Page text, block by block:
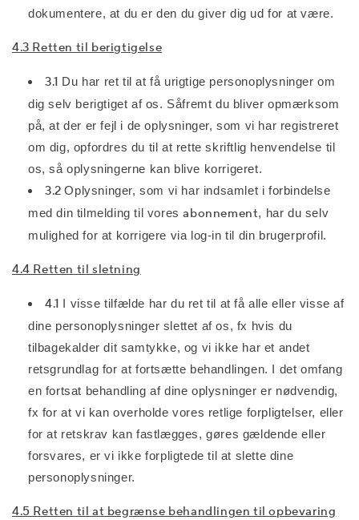
dokumentere, at du er den du giver dig ud for at være.
4.3 Retten til berigtigelse
3.1 Du har ret til at få urigtige personoplysninger om
dig selv berigtiget af os. Såfremt du bliver opmærksom
på, at der er fejl i de oplysninger, som vi har registreret
om dig, opfordres du til at rette skriftlig henvendelse til
os, så oplysningerne kan blive korrigeret.
3.2Oplysninger, som vi har indsamlet i forbindelse
med din tilmelding til voresabonnement, har du selv
mulighed for at korrigere via log-in til din brugerprofil.
4.4 Retten til sletning
4.1 I visse tilfælde har du ret til at få alle eller visse af
dine personoplysninger slettet af os, fx hvis du
tilbagekalder dit samtykke, og vi ikke har et andet
retsgrundlag for at fortsætte behandlingen. I det omfang
en fortsat behandling af dine oplysninger er nødvendig,
fx for at vi kan overholde vores retlige forpligtelser, eller
for at retskrav kan fastlægges, gøres gældende eller
forsvares, er vi ikke forpligtede til at slette dine
personoplysninger.
4.5 Retten til at begrænse behandlingen til opbevaring